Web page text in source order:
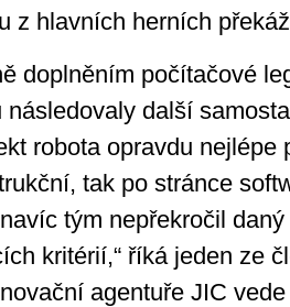
z hlavních herních
doplněním počítačové
další
robota opravdu nejlépe
tak po stránce
tým nepřekročil
kritérií,“ říká jeden ze
agentuře JIC